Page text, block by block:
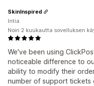
We've been using
noticeable difference to
ability to modify their
number of support tickets
SkinInspired
Intia
Noin 2 kuukautta sovelluksen